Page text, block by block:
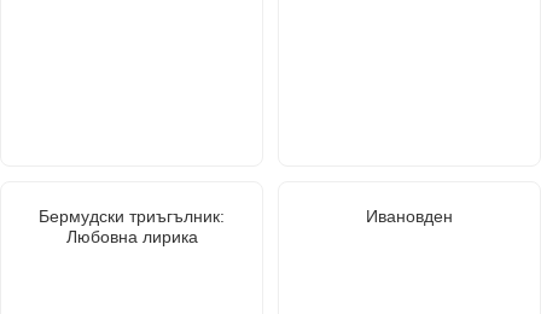
Бермудски триъгълник:
Любовна лирика
Ивановден